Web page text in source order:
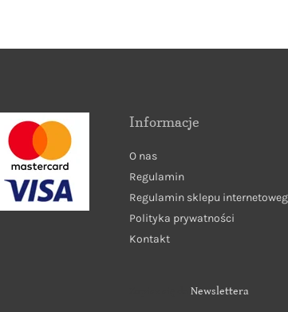
Informacje
O nas
Regulamin
Regulamin sklepu
Polityka prywatności
Kontakt
Newslettera